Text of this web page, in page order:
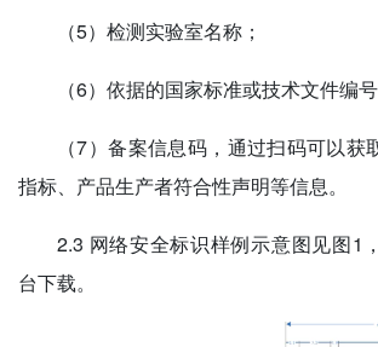
（5）检测实验室名称；
（6）依据的国家标准或技术文件编号
（7）备案信息码，通过扫码可以
指标、产品生产者符合性声明等信息。
2.3 网络安全标识样例示意图见图1
台下载。